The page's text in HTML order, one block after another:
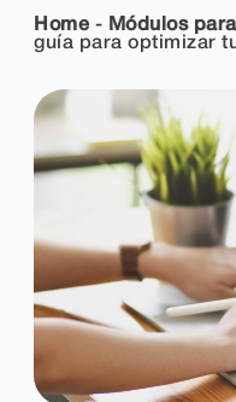
Home - Módulos
guía para optimizar